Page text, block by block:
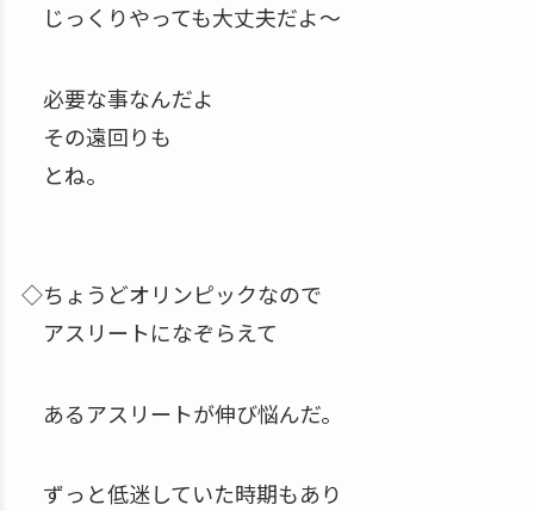
じっくりやっても大丈夫だよ～
必要な事なんだよ
その遠回りも
とね。
◇ちょうどオリンピックなので
アスリートになぞらえて
あるアスリートが伸び悩んだ。
ずっと低迷していた時期もあり